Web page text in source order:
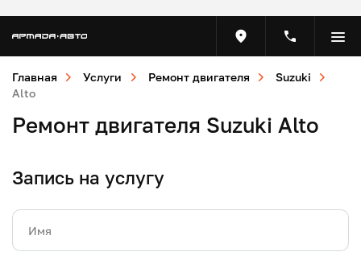
Главная Услуги Ремонт двигателя
Suzuki
Alto
Ремонт двигателя Suzuki Alto
Запись на услугу
Имя